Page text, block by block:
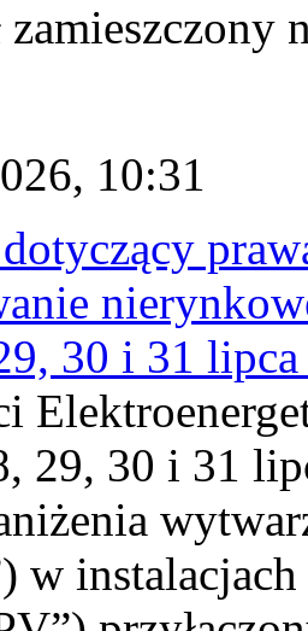
zamieszczony
10:31
30 i 31
29, 30 i 31
w